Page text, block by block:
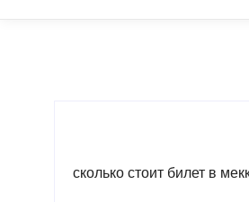
сколько стоит билет в